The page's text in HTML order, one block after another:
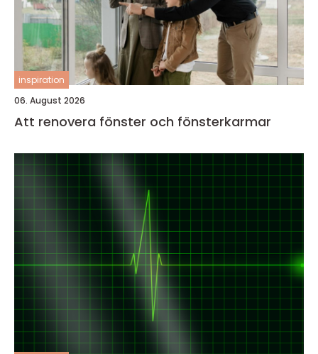
inspiration
06. August 2026
Att renovera fönster och fönsterkarmar